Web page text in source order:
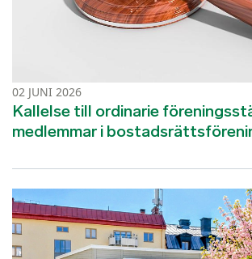
02 JUNI 2026
Kallelse till ordinarie
medlemmar i